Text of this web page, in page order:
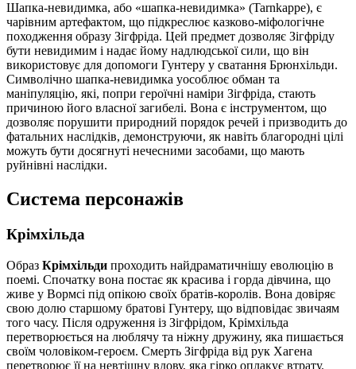
Шапка-невидимка, або «шапка-невидимка» (Tarnkappe), є
чарівним артефактом, що підкреслює казково-міфологічне
походження образу Зігфріда. Цей предмет дозволяє Зігфріду
бути невидимим і надає йому надлюдської сили, що він
використовує для допомоги Гунтеру у сватання Брюнхільди.
Символічно шапка-невидимка уособлює обман та
маніпуляцію, які, попри героїчні наміри Зігфріда, стають
причиною його власної загибелі. Вона є інструментом, що
дозволяє порушити природний порядок речей і призводить до
фатальних наслідків, демонструючи, як навіть благородні цілі
можуть бути досягнуті нечесними засобами, що мають
руйнівні наслідки.
Система персонажів
Крімхільда
Образ Крімхільди проходить найдраматичнішу еволюцію в
поемі. Спочатку вона постає як красива і горда дівчина, що
живе у Вормсі під опікою своїх братів-королів. Вона довіряє
свою долю старшому братові Гунтеру, що відповідає звичаям
того часу. Після одруження із Зігфрідом, Крімхільда
перетворюється на люблячу та ніжну дружину, яка пишається
своїм чоловіком-героєм. Смерть Зігфріда від рук Хагена
перетворює її на невтішну вдову, яка гірко оплакує втрату.